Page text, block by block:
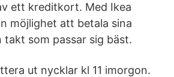
ett kreditkort. Med Ikea
möjlighet att betala sina
takt som passar sig bäst.
ut nycklar kl 11 imorgon.